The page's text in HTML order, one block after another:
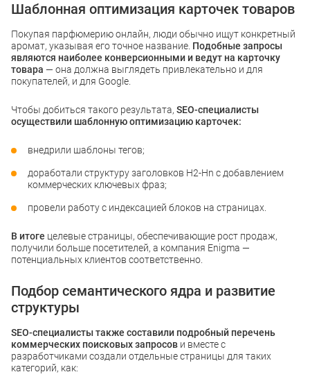
Шаблонная оптимизация карточек товаров
Покупая парфюмерию онлайн, люди обычно ищут конкретный
аромат, указывая его точное название. Подобные запросы
являются наиболее конверсионными и ведут на карточку
товара — она должна выглядеть привлекательно и для
покупателей, и для Google.
Чтобы добиться такого результата, SEO-специалисты
осуществили шаблонную оптимизацию карточек:
внедрили шаблоны тегов;
доработали структуру заголовков H2-Hn с добавлением
коммерческих ключевых фраз;
провели работу с индексацией блоков на страницах.
В итоге целевые страницы, обеспечивающие рост продаж,
получили больше посетителей, а компания Enigma —
потенциальных клиентов соответственно.
Подбор семантического ядра и развитие
структуры
SEO-специалисты также составили подробный перечень
коммерческих поисковых запросов и вместе с
разработчиками создали отдельные страницы для таких
категорий, как: